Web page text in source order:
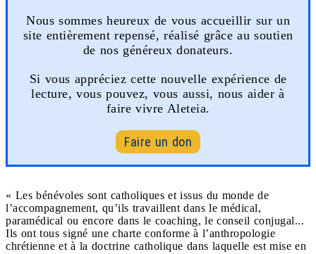
Nous sommes heureux de vous accueillir sur un
site entièrement repensé, réalisé grâce au soutien
de nos généreux donateurs.
Si vous appréciez cette nouvelle expérience de
lecture, vous pouvez, vous aussi, nous aider à
faire vivre Aleteia.
Faire un don
« Les bénévoles sont catholiques et issus du monde de
l’accompagnement, qu’ils travaillent dans le médical,
paramédical ou encore dans le coaching, le conseil conjugal...
Ils ont tous signé une charte conforme à l’anthropologie
chrétienne et à la doctrine catholique dans laquelle est mise en